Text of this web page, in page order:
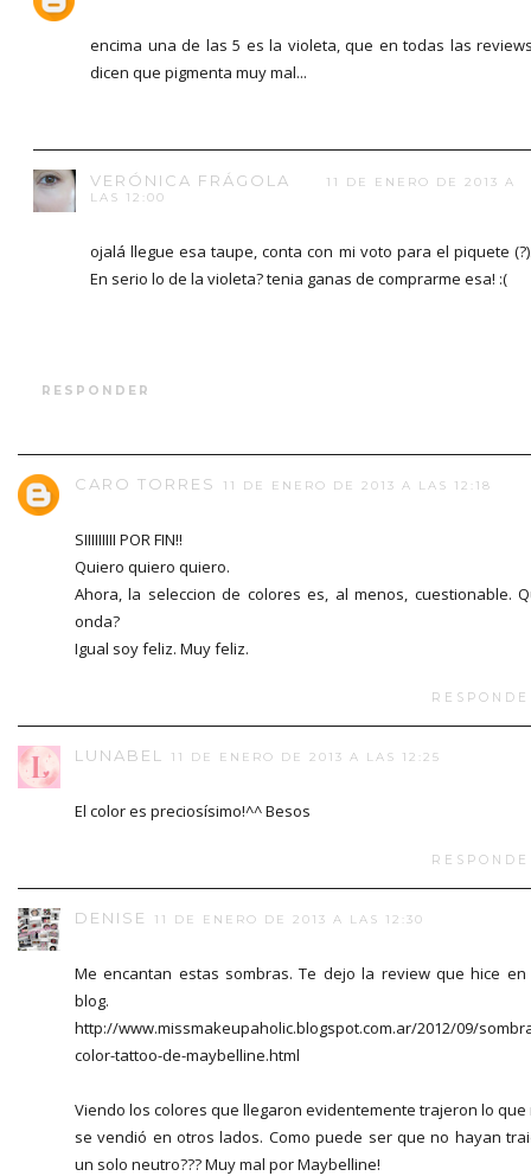
encima una de las 5 es la violeta, que en todas las
dicen que pigmenta muy mal...
VERÓNICA FRÁGOLA
11 DE ENERO DE 2013 A
LAS 12:00
ojalá llegue esa taupe, conta con mi voto para el piquete
En serio lo de la violeta? tenia ganas de comprarme esa! :(
RESPONDER
CARO TORRES 11 DE ENERO DE 2013 A LAS 12:18
SIIIIIIIII POR FIN!!
Quiero quiero quiero.
Ahora, la seleccion de colores es, al menos, cuestionable.
onda?
Igual soy feliz. Muy feliz.
LUNABEL 11 DE ENERO DE 2013 A LAS 12:25
El color es preciosísimo!^^ Besos
DENISE 11 DE ENERO DE 2013 A LAS 12:30
Me encantan estas sombras. Te dejo la review que hice en
blog.
http://www.missmakeupaholic.blogspot.com.ar/2012/09/
color-tattoo-de-maybelline.html
Viendo los colores que llegaron evidentemente trajeron lo que
se vendió en otros lados. Como puede ser que no hayan
un solo neutro??? Muy mal por Maybelline!